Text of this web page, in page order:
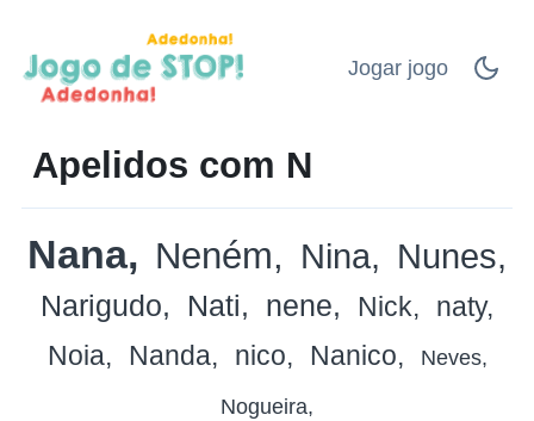
Jogar jogo
Apelidos com N
Nana Neném Nina Nunes
Narigudo Nati nene Nick
naty
Noia
Nanda nico Nanico Neves
Nogueira